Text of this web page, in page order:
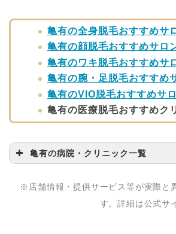
亀有の全身脱毛おすすめサ
亀有の顔脱毛おすすめサロ
亀有のワキ脱毛おすすめサ
亀有の腕・足脱毛おすすめ
亀有のVIO脱毛おすすめサ
亀有の医療脱毛おすすめク
亀有の病院・クリニック一覧
03-
※店舗情報・提供サービス等が実際と
す。詳細は公式サ